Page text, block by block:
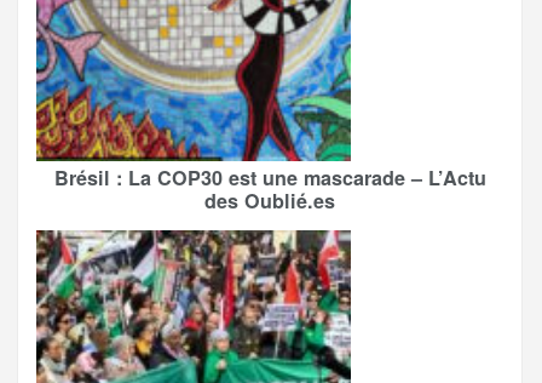
Brésil : La COP30 est une mascarade – L’Actu
des Oublié.es